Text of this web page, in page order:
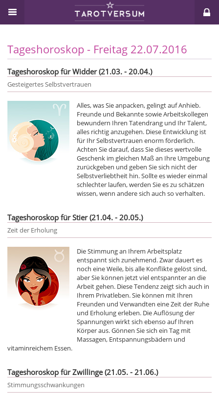
Tageshoroskop - Freitag 22.07.2016
Tageshoroskop für Widder (21.03. - 20.04.)
Gesteigertes Selbstvertrauen
Alles, was Sie anpacken, gelingt auf Anhieb.
Freunde und Bekannte sowie Arbeitskollegen
bewundern Ihren Tatendrang und Ihr Talent,
alles richtig anzugehen. Diese Entwicklung ist
für Ihr Selbstvertrauen enorm förderlich.
Achten Sie darauf, dass Sie dieses wertvolle
Geschenk im gleichen Maß an Ihre Umgebung
zurückgeben und geben Sie sich nicht der
Selbstverliebtheit hin. Sollte es wieder einmal
schlechter laufen, werden Sie es zu schätzen
wissen, wenn andere sich auch so verhalten.
Tageshoroskop für Stier (21.04. - 20.05.)
Zeit der Erholung
Die Stimmung an Ihrem Arbeitsplatz
entspannt sich zunehmend. Zwar dauert es
noch eine Weile, bis alle Konflikte gelöst sind,
aber Sie können jetzt viel entspannter an die
Arbeit gehen. Diese Tendenz zeigt sich auch in
Ihrem Privatleben. Sie können mit Ihren
Freunden und Verwandten eine Zeit der Ruhe
und Erholung erleben. Die Auflösung der
Spannungen wirkt sich ebenso auf Ihren
Körper aus. Gönnen Sie sich ein Tag mit
Massagen, Entspannungsbädern und
vitaminreichem Essen.
Tageshoroskop für Zwillinge (21.05. - 21.06.)
Stimmungsschwankungen